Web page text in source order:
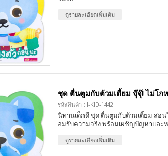
ดูรายละเอียดเพิ่มเติม
ชุด ตื่นตูมกับต้วมเตี้ยม จุ๊จุ๊! ไม่โก
รหัสสินค้า : I-KID-1442
นิทานเด็กดี ชุด ตื่นตูมกับต้วมเตี้ยม สอน
อมรับความจริง พร้อมเผชิญปัญหาและ
ดูรายละเอียดเพิ่มเติม